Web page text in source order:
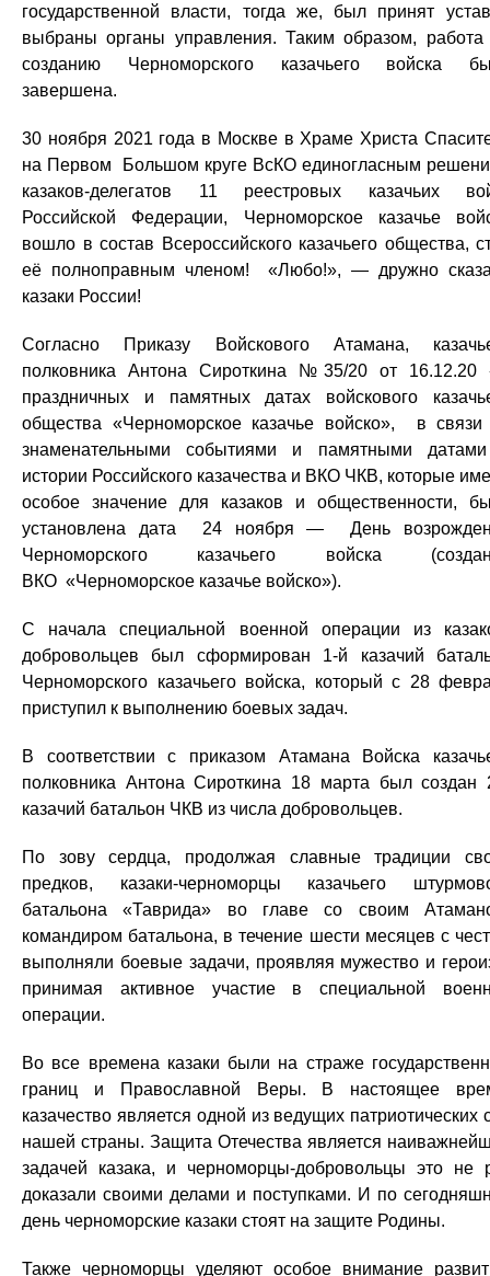
государственной власти, тогда же, был принят
выбраны органы управления. Таким образом, работа
созданию Черноморского казачьего войска
завершена.
30 ноября 2021 года в Москве в Храме Христа
на Первом Большом круге ВсКО единогласным
казаков-делегатов 11 реестровых казачьих
Российской Федерации, Черноморское казачье
вошло в состав Всероссийского казачьего общества,
её полноправным членом! «Любо!», — дружно
казаки России!
Согласно Приказу Войскового Атамана,
полковника Антона Сироткина №35/20 от 16.12.20
праздничных и памятных датах войскового
общества «Черноморское казачье войско», в связи
знаменательными событиями и памятными
истории Российского казачества и ВКО ЧКВ, которые
особое значение для казаков и общественности,
установлена дата 24 ноября — День
Черноморского казачьего войска
ВКО «Черноморское казачье войско»).
С начала специальной военной операции из
добровольцев был сформирован 1-й казачий
Черноморского казачьего войска, который с 28
приступил к выполнению боевых задач.
В соответствии с приказом Атамана Войска
полковника Антона Сироткина 18 марта был создан
казачий батальон ЧКВ из числа добровольцев.
По зову сердца, продолжая славные традиции
предков, казаки-черноморцы казачьего
батальона «Таврида» во главе со своим
командиром батальона, в течение шести месяцев с
выполняли боевые задачи, проявляя мужество и
принимая активное участие в специальной
операции.
Во все времена казаки были на страже
границ и Православной Веры. В настоящее
казачество является одной из ведущих патриотических
нашей страны. Защита Отечества является
задачей казака, и черноморцы-добровольцы это не
доказали своими делами и поступками. И по
день черноморские казаки стоят на защите Родины.
Также черноморцы уделяют особое внимание